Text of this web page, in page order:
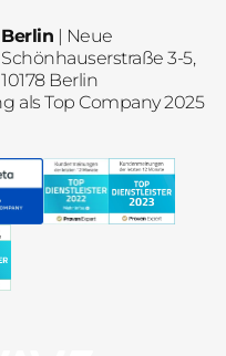
Berlin | Neue
Schönhauserstraße 3-5,
10178 Berlin